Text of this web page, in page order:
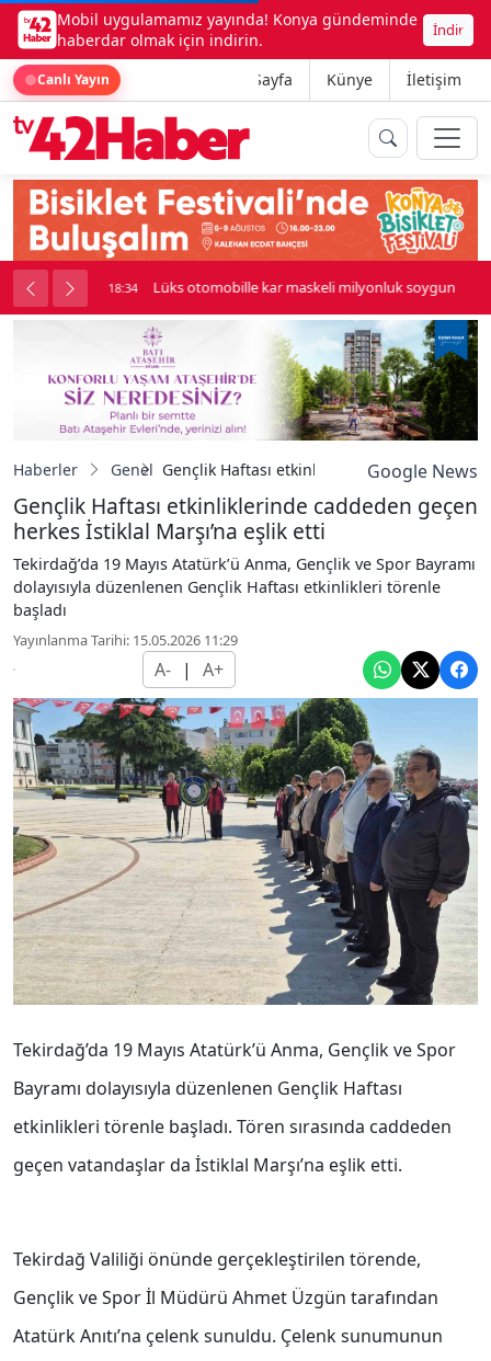
Mobil uygulamamız yayında! Konya gündeminde
haberdar olmak için indirin.
İndir
Canlı Yayın Ana Sayfa Künye İletişim
kavga çıktı 18:34 Lüks otomobille kar maskeli milyonluk soygun
Haberler Genel Gençlik Haftası etkinliklerinde caddeden
Google News
Gençlik Haftası etkinliklerinde caddeden geçen
herkes İstiklal Marşı’na eşlik etti
Tekirdağ’da 19 Mayıs Atatürk’ü Anma, Gençlik ve Spor Bayramı
dolayısıyla düzenlenen Gençlik Haftası etkinlikleri törenle
başladı
Yayınlanma Tarihi: 15.05.2026 11:29
A- | A+
Tekirdağ’da 19 Mayıs Atatürk’ü Anma, Gençlik ve Spor
Bayramı dolayısıyla düzenlenen Gençlik Haftası
etkinlikleri törenle başladı. Tören sırasında caddeden
geçen vatandaşlar da İstiklal Marşı’na eşlik etti.
Tekirdağ Valiliği önünde gerçekleştirilen törende,
Gençlik ve Spor İl Müdürü Ahmet Üzgün tarafından
Atatürk Anıtı’na çelenk sunuldu. Çelenk sunumunun